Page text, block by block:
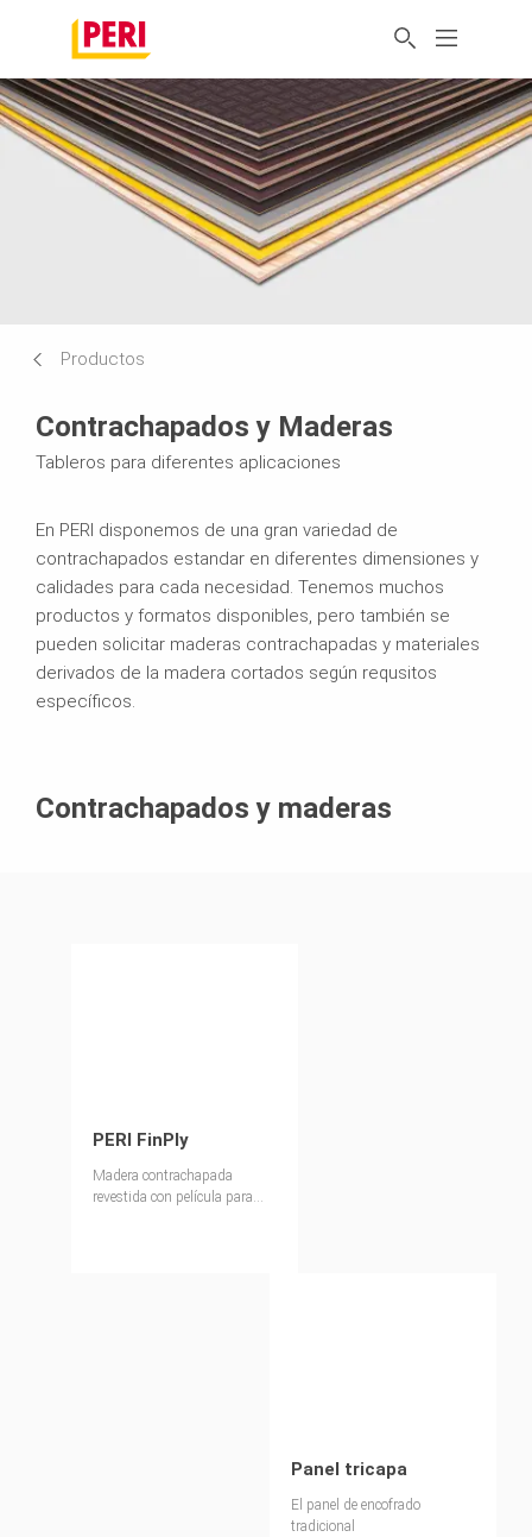
Productos
Contrachapados y Maderas
Tableros para diferentes aplicaciones
En PERI disponemos de una gran variedad de
contrachapados estandar en diferentes dimensiones y
calidades para cada necesidad. Tenemos muchos
productos y formatos disponibles, pero también se
pueden solicitar maderas contrachapadas y materiales
derivados de la madera cortados según requsitos
específicos.
Contrachapados y maderas
PERI FinPly
Madera contrachapada
revestida con película para
Panel tricapa
El panel de encofrado
tradicional